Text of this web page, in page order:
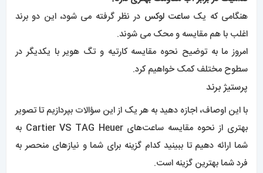
هنگامی که یک ساعت لوکس در نظر گرفته می شود، این دو برند
اغلب با هم مقایسه و محک می شوند.
امروز ما به توضیح نحوه مقایسه کارتیه و تگ هویر با یکدیگر در
سطوح مختلف کمک خواهیم کرد.
پرستیژ برند
با این اوصاف، اجازه دهید به هر یک از این سؤالات بپردازیم تا تصویر
بهتری از نحوه مقایسه ساعت‌های Cartier VS TAG Heuer به
شما ارائه دهیم تا ببینید کدام گزینه برای شما و نیازهای منحصر به
فرد شما بهترین گزینه است.